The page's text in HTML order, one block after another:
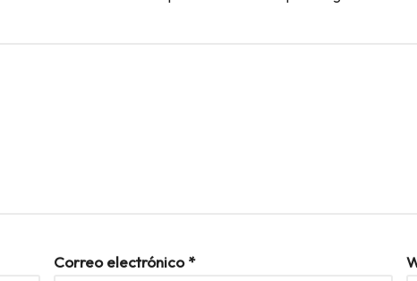
Correo electrónico*